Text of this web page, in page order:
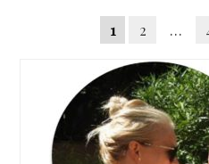
Posts
navigation
Beiträge
1 2 …